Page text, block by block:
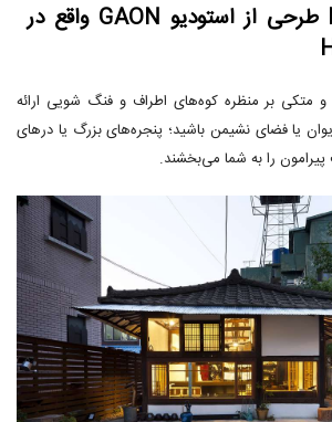
خانه MACHEON طرحی از استودیو GAON واقع در
و متکی بر منظره کوه‌های اطراف و فنگ شویی ارائه
یا فضای نشیمن باشید؛ پنجره‌های بزرگ یا درهای
را به شما می‌بخشند.